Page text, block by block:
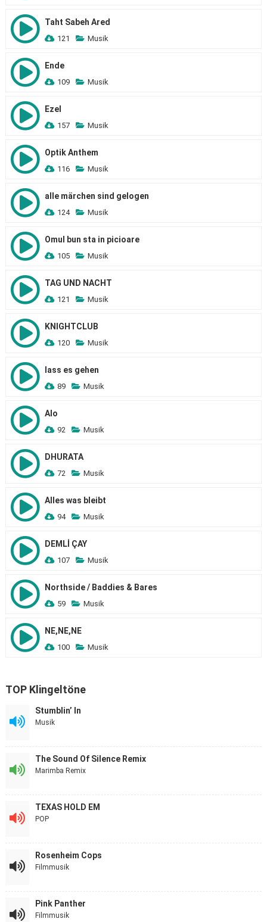
Taht Sabeh Ared
121 Musik
Ende
109 Musik
Ezel
157 Musik
Optik Anthem
116 Musik
alle märchen sind gelogen
124 Musik
Omul bun sta in picioare
105 Musik
TAG UND NACHT
121 Musik
KNIGHTCLUB
120 Musik
lass es gehen
89 Musik
Alo
92 Musik
DHURATA
72 Musik
Alles was bleibt
94 Musik
DEMLİ ÇAY
107 Musik
Northside / Baddies & Bares
59 Musik
NE,NE,NE
100 Musik
TOP Klingeltöne
Stumblin’ In
Musik
The Sound Of Silence Remix
Marimba Remix
TEXAS HOLD EM
POP
Rosenheim Cops
Filmmusik
Pink Panther
Filmmusik